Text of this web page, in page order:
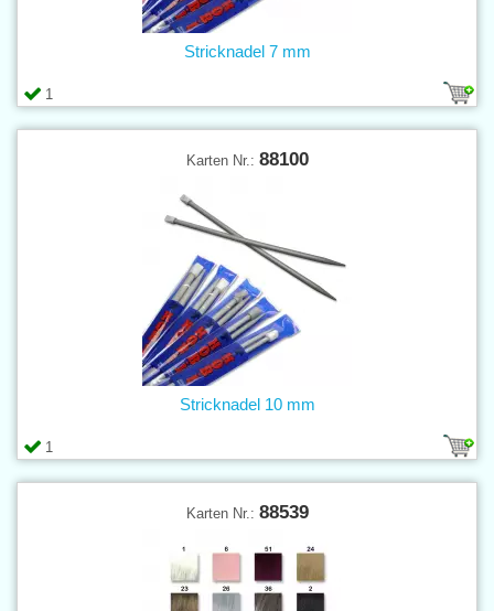
1
Stricknadel 7 mm
Karten Nr.: 88100
1
Stricknadel 10 mm
Karten Nr.: 88539